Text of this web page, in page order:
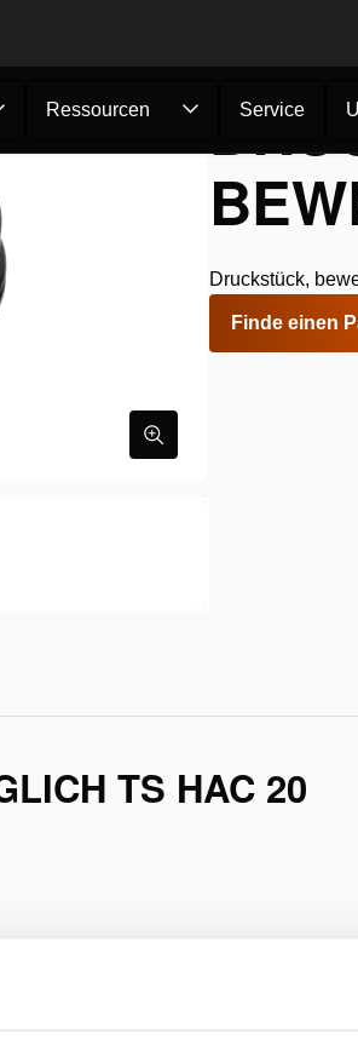
Ressourcen Service
Druckstück,
Finde einen
TS HAC 20